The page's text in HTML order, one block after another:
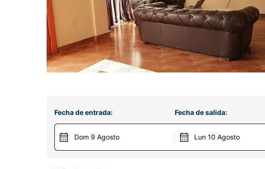
Fecha de entrada:
Dom 9 Agosto
Fecha de salida:
Lun 10 Agosto